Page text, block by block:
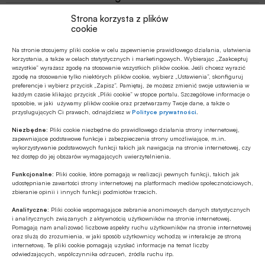
Strona korzysta z plików
cookie
Na stronie stosujemy pliki cookie w celu zapewnienie prawidłowego działania, ułatwienia
korzystania, a także w celach statystycznych i marketingowych. Wybierając „Zaakceptuj
wszystkie” wyrażasz zgodę na stosowanie wszystkich plików cookie. Jeśli chcesz wyrazić
zgodę na stosowanie tylko niektórych plików cookie, wybierz „Ustawienia”, skonfiguruj
preferencje i wybierz przycisk „Zapisz”. Pamiętaj, że możesz zmienić swoje ustawienia w
każdym czasie klikając przycisk „Pliki cookie” w stopce portalu. Szczegółowe informacje o
sposobie, w jaki używamy plików cookie oraz przetwarzamy Twoje dane, a także o
przysługujących Ci prawach, odnajdziesz wPolityce prywatności
Niezbędne: Pliki cookie niezbędne do prawidłowego działania strony internetowej,
zapewniające podstawowe funkcje i zabezpieczenia strony umożliwiające, m.in.
wykorzystywanie podstawowych funkcji takich jak nawigacja na stronie internetowej, czy
tez dostęp do jej obszarów wymagających uwierzytelnienia.
Funkcjonalne: Pliki cookie, które pomagają w realizacji pewnych funkcji, takich jak
udostępnianie zawartości strony internetowej na platformach mediów społecznościowych,
zbieranie opinii i innych funkcji podmiotów trzecich.
Analityczne: Pliki cookie wspomagające zebranie anonimowych danych statystycznych
i analitycznych związanych z aktywnością użytkowników na stronie internetowej.
Pomagają nam analizować liczbowe aspekty ruchu użytkowników na stronie internetowej
oraz służą do zrozumienia, w jaki sposób użytkownicy wchodzą w interakcje ze stroną
internetową. Te pliki cookie pomagają uzyskać informacje na temat liczby
odwiedzających, współczynnika odrzuceń, źródła ruchu itp.
Z RYNKU FINANSOWEGO
PKO BP o nowych zasadach
MULTIMEDIA
Na czym polega faza Discovery?